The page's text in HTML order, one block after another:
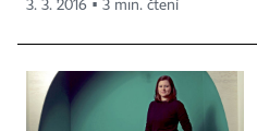
3. 3. 2016 ▪ 3 min. čtení